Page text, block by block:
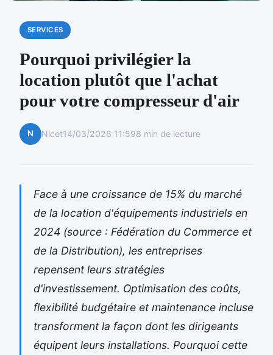
SERVICES
Pourquoi privilégier la
location plutôt que l'achat
pour votre compresseur d'air
N Nicet14/03/2026 11:598 min de lecture
Face à une croissance de 15% du marché
de la location d'équipements industriels en
2024 (source : Fédération du Commerce et
de la Distribution), les entreprises
repensent leurs stratégies
d'investissement. Optimisation des coûts,
flexibilité budgétaire et maintenance incluse
transforment la façon dont les dirigeants
équipent leurs installations. Pourquoi cette